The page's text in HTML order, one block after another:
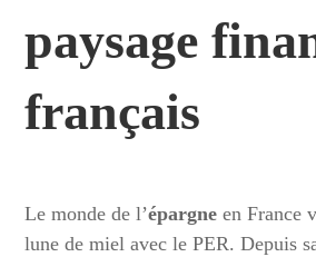
paysage
français
Le monde de l’épargne en France
lune de miel avec le PER. Depuis